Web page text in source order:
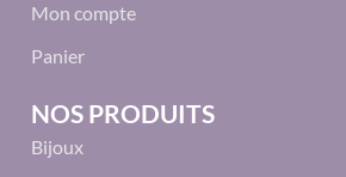
Mon compte
Panier
NOS PRODUITS
Bijoux